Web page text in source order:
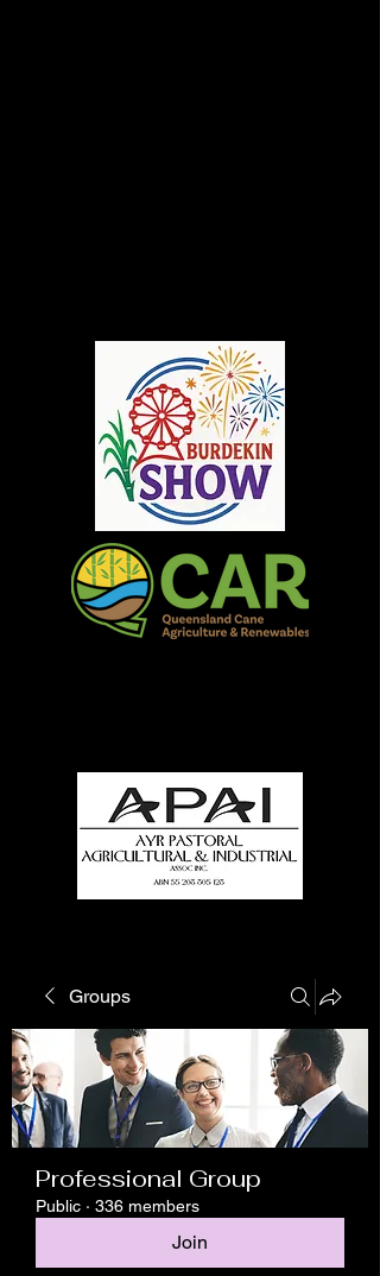
Groups
Professional Group
Public · 336 members
Join